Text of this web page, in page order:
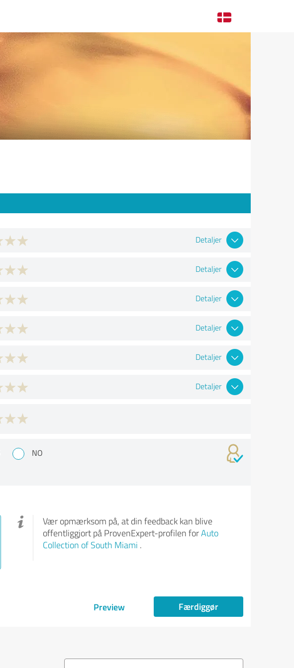
Detaljer
Detaljer
Detaljer
Detaljer
Detaljer
Detaljer
NO
Vær opmærksom på, at din feedback kan blive
offentliggjort på ProvenExpert-profilen forAuto
Collection of South Miami .
Preview Færdiggør